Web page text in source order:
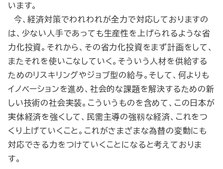
います。
今、経済対策でわれわれが全力で対応しておりますの
は、少ない人手であっても生産性を上げられるような省
力化投資。それから、その省力化投資をまず計画をして、
またそれを使いこなしていく。そういう人材を供給する
ためのリスキリングやジョブ型の給与。そして、何よりも
イノベーションを進め、社会的な課題を解決するための新
しい技術の社会実装。こういうものを含めて、この日本が
実体経済を強くして、民需主導の強靱な経済、これをつ
くり上げていくこと。これがさまざまな為替の変動にも
対応できる力をつけていくことになると考えておりま
す。